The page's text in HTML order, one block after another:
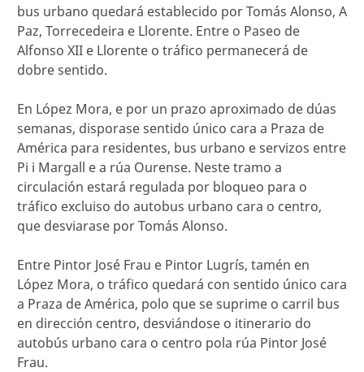
bus urbano quedará establecido por Tomás Alonso, A
Paz, Torrecedeira e Llorente. Entre o Paseo de
Alfonso XII e Llorente o tráfico permanecerá de
dobre sentido.
En López Mora, e por un prazo aproximado de dúas
semanas, disporase sentido único cara a Praza de
América para residentes, bus urbano e servizos entre
Pi i Margall e a rúa Ourense. Neste tramo a
circulación estará regulada por bloqueo para o
tráfico excluiso do autobus urbano cara o centro,
que desviarase por Tomás Alonso.
Entre Pintor José Frau e Pintor Lugrís, tamén en
López Mora, o tráfico quedará con sentido único cara
a Praza de América, polo que se suprime o carril bus
en dirección centro, desviándose o itinerario do
autobús urbano cara o centro pola rúa Pintor José
Frau.